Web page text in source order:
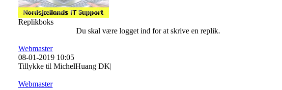
Replikboks
Du skal være logget ind for at skrive en replik.
Webmaster
08-01-2019 10:05
Tillykke til MichelHuang DK|
Webmaster